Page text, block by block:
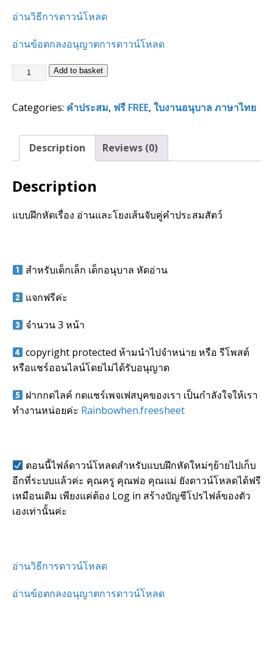
อ่านวิธีการดาวน์โหลด
อ่านข้อตกลงอนุญาตการดาวน์โหลด
Add to basket
Categories: คำประสม, ฟรี FREE, ใบงานอนุบาล ภาษาไทย
Description Reviews (0)
Description
แบบฝึกหัดเรื่อง อ่านและโยงเส้นจับคู่คำประสมสัตว์
สำหรับเด็กเล็ก เด็กอนุบาล หัดอ่าน
แจกฟรีค่ะ
จำนวน 3 หน้า
copyright protected ห้ามนำไปจำหน่าย หรือ รีโพสต์
หรือแชร์ออนไลน์โดยไม่ได้รับอนุญาต
ฝากกดไลค์ กดแชร์เพจเฟสบุคของเรา เป็นกำลังใจให้เรา
ทำงานหน่อยค่ะ Rainbowhen.freesheet
ตอนนี้ไฟล์ดาวน์โหลดสำหรับแบบฝึกหัดใหม่ๆย้ายไปเก็บ
อีกที่ระบบแล้วค่ะ คุณครู คุณพ่อ คุณแม่ ยังดาวน์โหลดได้ฟรี
เหมือนเดิม เพียงแค่ต้อง Log in สร้างบัญชีโปรไฟล์ของตัว
เองเท่านั้นค่ะ
อ่านวิธีการดาวน์โหลด
อ่านข้อตกลงอนุญาตการดาวน์โหลด